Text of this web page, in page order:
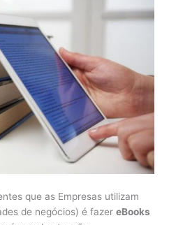
que as Empresas utilizam
de negócios) é fazereBooks